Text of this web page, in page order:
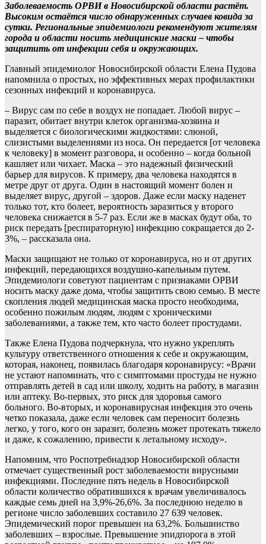
Заболеваемость ОРВИ в Новосибирской области растёт.
Высоким остаётся число обнаруженных случаев ковида за
сутки. Региональные эпидемиологи рекомендуют жителям
города и области носить медицинские маски – чтобы
защитить от инфекции себя и окружающих.
Главный эпидемиолог Новосибирской области Елена Пудова
напомнила о простых, но эффективных мерах профилактики
сезонных инфекций и коронавируса.
– Вирус сам по себе в воздух не попадает. Любой вирус –
паразит, обитает внутри клеток организма-хозяина и
выделяется с биологическими жидкостями: слюной,
слизистыми выделениями из носа. Он передается [от человека
к человеку] в момент разговора, и особенно – когда больной
кашляет или чихает. Маска – это надежный физический
барьер для вирусов. К примеру, два человека находятся в
метре друг от друга. Один в настоящий момент болен и
выделяет вирус, другой – здоров. Даже если маску наденет
только тот, кто болеет, вероятность заразиться у второго
человека снижается в 5-7 раз. Если же в масках будут оба, то
риск передать [респираторную] инфекцию сокращается до 2-
3%, – рассказала она.
Маски защищают не только от коронавируса, но и от других
инфекций, передающихся воздушно-капельным путем.
Эпидемиологи советуют пациентам с признаками ОРВИ
носить маску даже дома, чтобы защитить свою семью. В месте
скопления людей медицинская маска просто необходима,
особенно пожилым людям, людям с хроническими
заболеваниями, а также тем, кто часто болеет простудами.
Также Елена Пудова подчеркнула, что нужно укреплять
культуру ответственного отношения к себе и окружающим,
которая, наконец, появилась благодаря коронавирусу: «Врачи
не устают напоминать, что с симптомами простуды не нужно
отправлять детей в сад или школу, ходить на работу, в магазин
или аптеку. Во-первых, это риск для здоровья самого
больного. Во-вторых, и коронавирусная инфекция это очень
четко показала, даже если человек сам переносит болезнь
легко, у того, кого он заразит, болезнь может протекать тяжело
и даже, к сожалению, привести к летальному исходу».
Напомним, что Роспотребнадзор Новосибирской области
отмечает существенный рост заболеваемости вирусными
инфекциями. Последние пять недель в Новосибирской
области количество обратившихся к врачам увеличивалось
каждые семь дней на 3,9%-26,6%. За последнюю неделю в
регионе число заболевших составило 27 639 человек.
Эпидемический порог превышен на 63,2%. Большинство
заболевших – взрослые. Превышение эпидпорога в этой